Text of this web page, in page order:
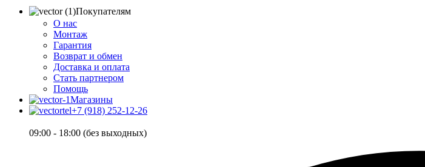
Покупателям
О нас
Монтаж
Гарантия
Возврат и обмен
Доставка и оплата
Стать партнером
Помощь
Магазины
+7 (918) 252-12-26
09:00 - 18:00 (без выходных)